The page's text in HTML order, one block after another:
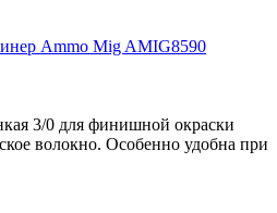
Ammo Mig AMIG8590
3/0 для финишной окраски
волокно. Особенно удобна при